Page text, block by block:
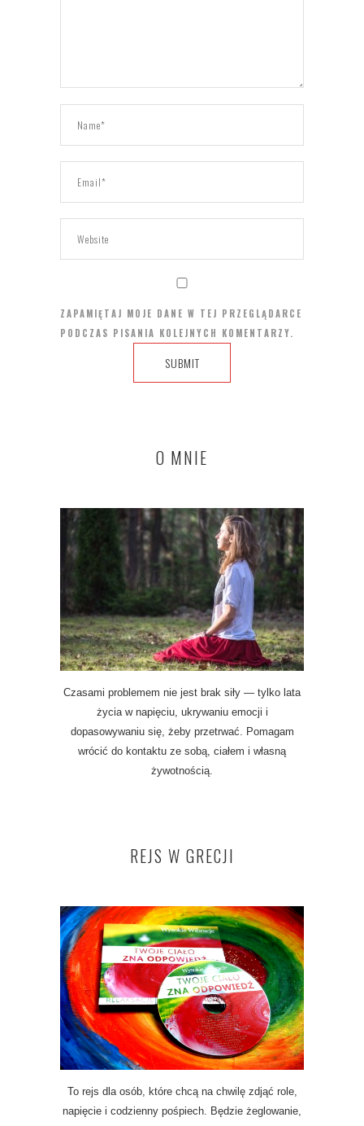
ZAPAMIĘTAJ MOJE DANE W TEJ PRZEGLĄDARCE
PODCZAS PISANIA KOLEJNYCH KOMENTARZY.
O MNIE
Czasami problemem nie jest brak siły — tylko lata
życia w napięciu, ukrywaniu emocji i
dopasowywaniu się, żeby przetrwać. Pomagam
wrócić do kontaktu ze sobą, ciałem i własną
żywotnością.
REJS W GRECJI
To rejs dla osób, które chcą na chwilę zdjąć role,
napięcie i codzienny pośpiech. Będzie żeglowanie,